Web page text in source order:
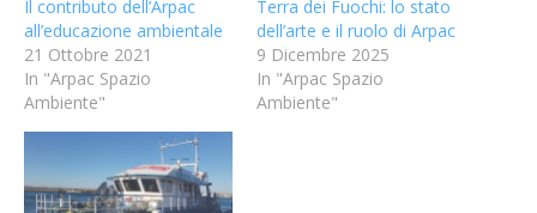
Il contributo dell’Arpac
all’educazione ambientale
21 Ottobre 2021
In "Arpac Spazio
Ambiente"
Terra dei Fuochi: lo stato
dell’arte e il ruolo di Arpac
9 Dicembre 2025
In "Arpac Spazio
Ambiente"